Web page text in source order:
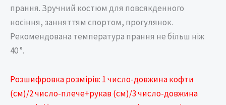
прання. Зручний костюм для повсякденного
носіння, занняттям спортом, прогулянок.
Рекомендована температура прання не більш ніж
40 °.
Розшифровка розмірів: 1 число-довжина кофти
(см)/2 число-плече+рукав (см)/3 число-довжина